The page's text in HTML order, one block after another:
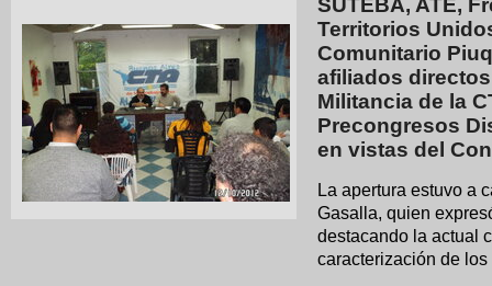
SUTEBA, ATE,
Territorios
Comunitario
afiliados
Militancia de la
Precongresos
en vistas del
La apertura estuvo a
Gasalla, quien
destacando la actual
caracterización de